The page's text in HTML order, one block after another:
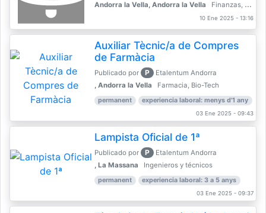
Andorra la Vella, Andorra la Vella
Finanzas, Contabilidad, Banca
10 Ene 2025 - 13:16
Auxiliar Tècnic/a de Compres
de Farmàcia
Publicado por P
Etalentum Andorra
, Andorra la Vella
Farmacia, Bio-Tech
permanent experiencia laboral: menys d'1 any
03 Ene 2025 - 09:43
Lampista Oficial de 1ª
Publicado por P
Etalentum Andorra
, La Massana
Ingenieros y técnicos
permanent experiencia laboral: 3 a 5 anys
03 Ene 2025 - 09:37